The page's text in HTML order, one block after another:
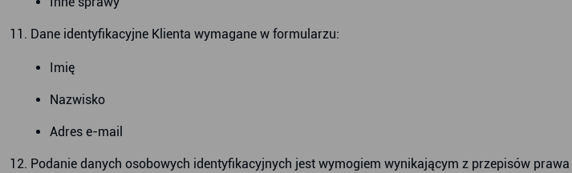
Dane identyfikacyjne Klienta wymagane w formularzu:
Imię
Nazwisko
Adres e-mail
Podanie danych osobowych identyfikacyjnych jest wymogiem wynikającym z przepisów